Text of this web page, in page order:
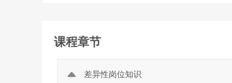
课程章节
差异性岗位知识